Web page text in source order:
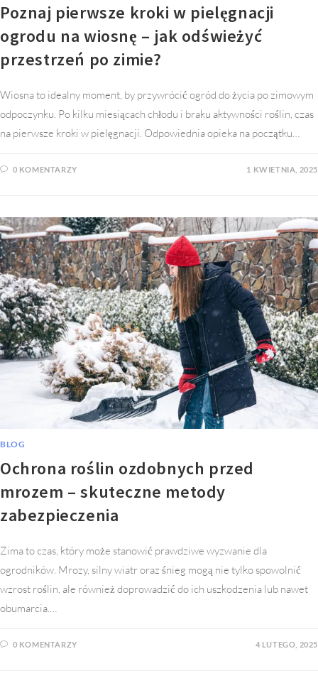
Poznaj pierwsze kroki w pielęgnacji
ogrodu na wiosnę – jak odświeżyć
przestrzeń po zimie?
Wiosna to idealny moment, by przywrócić ogród do życia po zimowym
odpoczynku. Po kilku miesiącach chłodu i braku aktywności roślin, czas
na pierwsze kroki w pielęgnacji. Odpowiednia opieka na początku…
0 KOMENTARZY 1 KWIETNIA, 2025
BLOG
Ochrona roślin ozdobnych przed
mrozem – skuteczne metody
zabezpieczenia
Zima to czas, który może stanowić prawdziwe wyzwanie dla
ogrodników. Mrozy, silny wiatr oraz śnieg mogą nie tylko spowolnić
wzrost roślin, ale również doprowadzić do ich uszkodzenia lub nawet
obumarcia.…
0 KOMENTARZY 4 LUTEGO, 2025